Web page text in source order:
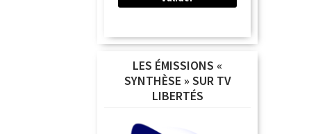
LES ÉMISSIONS «
SYNTHÈSE » SUR TV
LIBERTÉS